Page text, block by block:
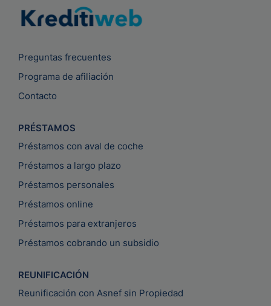
Preguntas frecuentes
Programa de afiliación
Contacto
PRÉSTAMOS
Préstamos con aval de coche
Préstamos a largo plazo
Préstamos personales
Préstamos online
Préstamos para extranjeros
Préstamos cobrando un subsidio
REUNIFICACIÓN
Reunificación con Asnef sin Propiedad